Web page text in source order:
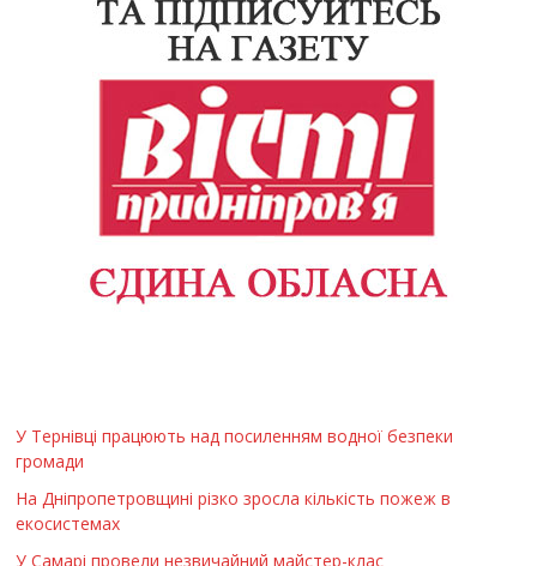
У Тернівці працюють над посиленням водної безпеки
громади
На Дніпропетровщині різко зросла кількість пожеж в
екосистемах
У Самарі провели незвичайний майстер-клас